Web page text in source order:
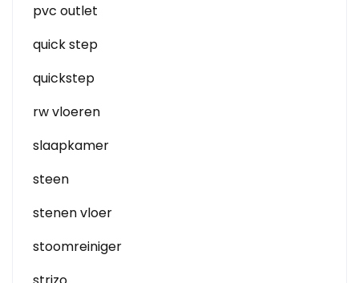
pvc outlet
quick step
quickstep
rw vloeren
slaapkamer
steen
stenen vloer
stoomreiniger